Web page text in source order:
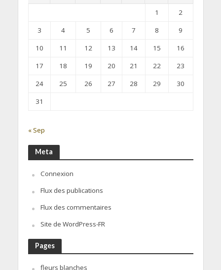
1
2
3
4 5 6 7 8
9
10
11 12 13 14 15
16
17
18 19 20 21 22
23
24
25 26 27 28 29
30
31
« Sep
Meta
Connexion
Flux des publications
Flux des commentaires
Site de WordPress-FR
Pages
fleurs blanches